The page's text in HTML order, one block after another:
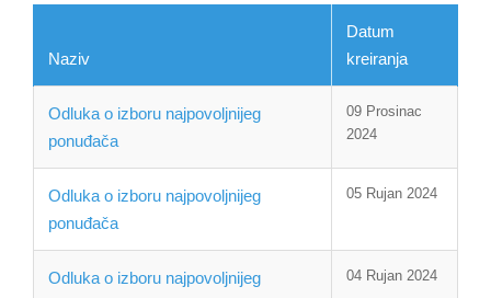
Naziv
Datum
kreiranja
Odluka o izboru najpovoljnijeg
ponuđača
09 Prosinac
2024
Odluka o izboru najpovoljnijeg
ponuđača
05 Rujan 2024
Odluka o izboru najpovoljnijeg
04 Rujan 2024